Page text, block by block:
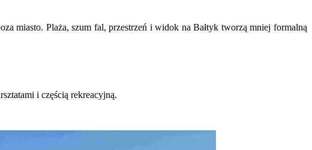
miasto. Plaża, szum fal, przestrzeń i widok na Bałtyk tworzą mniej formalną
i częścią rekreacyjną.